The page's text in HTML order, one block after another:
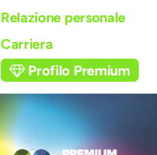
Relazione personale
Carriera
Profilo Premium